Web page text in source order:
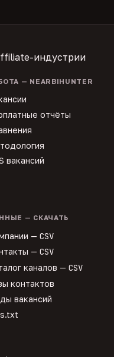
индустрии
— NEARBIHUNTER
отчёты
вакансий
— СКАЧАТЬ
— CSV
— CSV
каналов — CSV
контактов
вакансий